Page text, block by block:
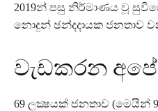
2019න් පසු නිර්මාණය වූ
නොදුන් ඡන්දදායක ජනතාව
වැඩකරන
69 ලක්‍ෂයක් ජනතාව (මෙයින්